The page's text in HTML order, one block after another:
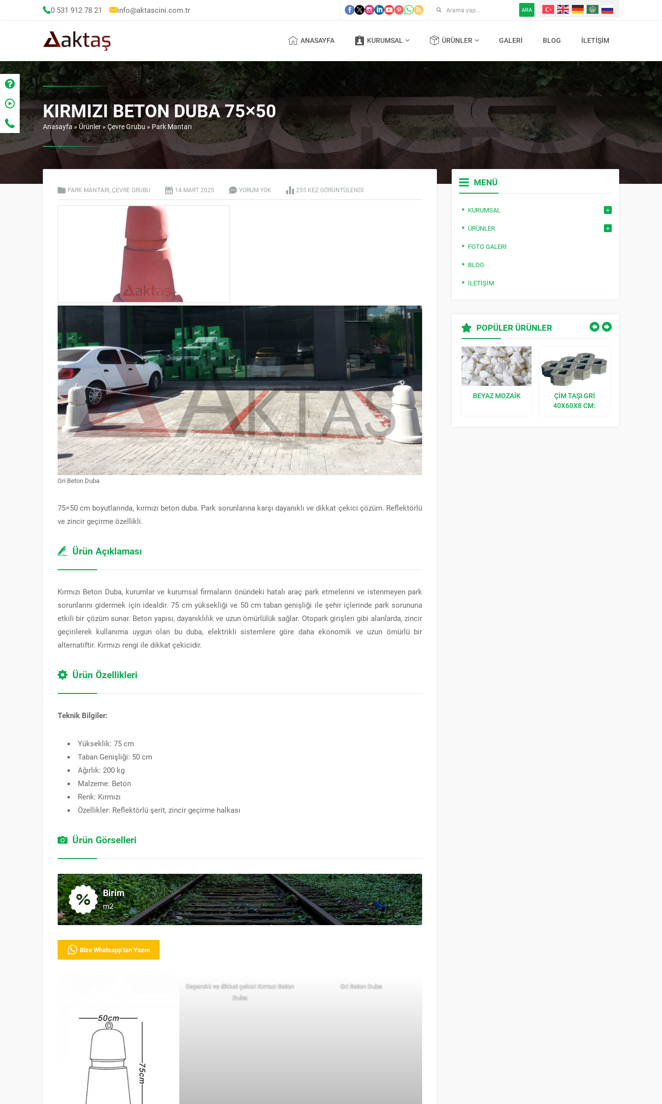
0 531 912 78 21 info@aktascini.com.tr ARA
ANASAYFA KURUMSAL ÜRÜNLER GALERI BLOG İLETIŞIM
KIRMIZI BETON DUBA 75×50
Anasayfa » Ürünler» Çevre Grubu » Park Mantarı
PARK MANTARI ÇEVRE GRUBU 14 MART2025 YORUM YOK 255 KEZ GÖRÜNTÜLENDI
Gri Beton Duba
75×50 cm boyutlarında, kırmızı beton duba. Park sorunlarına karşı dayanıklı ve dikkat çekici çözüm. Reflektörlü
ve zincir geçirme özellikli.
Ürün Açıklaması
Kırmızı Beton Duba, kurumlar ve kurumsal firmaların önündeki hatalı araç park etmelerini ve istenmeyen park
sorunlarını gidermek için idealdir. 75 cm yüksekliği ve 50 cm taban genişliği ile şehir içlerinde park sorununa
etkili bir çözüm sunar. Beton yapısı, dayanıklılık ve uzun ömürlülük sağlar. Otopark girişleri gibi alanlarda, zincir
geçirilerek kullanıma uygun olan bu duba, elektrikli sistemlere göre daha ekonomik ve uzun ömürlü bir
alternatiftir. Kırmızı rengi ile dikkat çekicidir.
Ürün Özellikleri
Teknik Bilgiler:
Yükseklik: 75 cm
Taban Genişliği: 50 cm
Ağırlık: 200 kg
Malzeme: Beton
Renk: Kırmızı
Özellikler: Reflektörlü şerit, zincir geçirme halkası
Ürün Görselleri
Birim
m2
Bize Whatsapp’tan Yazın
Dayanıklı ve dikkat çekici Kırmızı Beton
Duba
Gri Beton Duba
MENÜ
KURUMSAL
ÜRÜNLER
FOTO GALERI
BLOG
İLETIŞIM
POPÜLER ÜRÜNLER
KILIT TAŞI GRI BEYAZ MOZAIK
ÇIM TAŞI GRI
40X60X8 CM: